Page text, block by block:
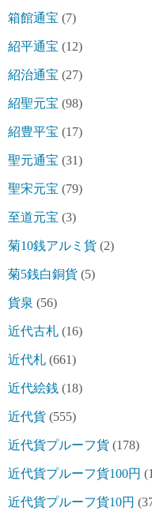
箱館通宝 (7)
紹平通宝 (12)
紹治通宝 (27)
紹聖元宝 (98)
紹豊平宝 (17)
聖元通宝 (31)
聖宋元宝 (79)
至道元宝 (3)
菊10銭アルミ貨 (2)
菊5銭白銅貨 (5)
貨泉 (56)
近代古札 (16)
近代札 (661)
近代絵銭 (18)
近代貨 (555)
近代貨プルーフ貨 (178)
近代貨プルーフ貨100円
近代貨プルーフ貨10円